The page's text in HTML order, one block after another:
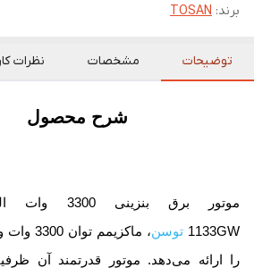
برند: TOSAN
توضیحات مشخصات نظرات
شرح محصول
موتور برق
1133GW توسن